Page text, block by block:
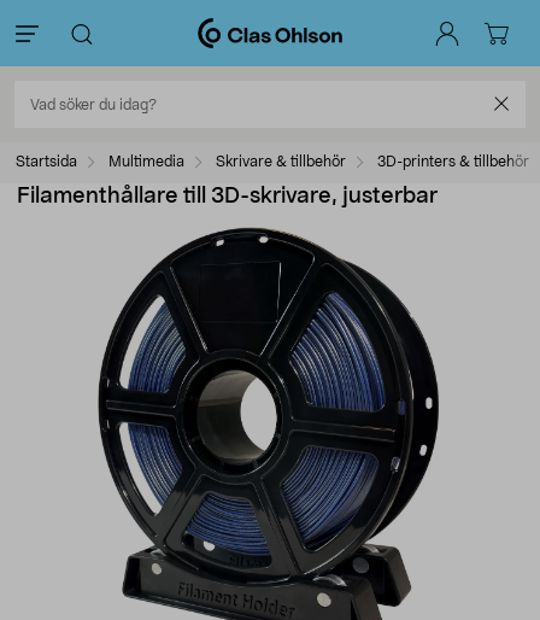
Startsida Multimedia Skrivare & tillbehör 3D-printers & tillbehör
Filamenthållare till 3D-skrivare, justerbar